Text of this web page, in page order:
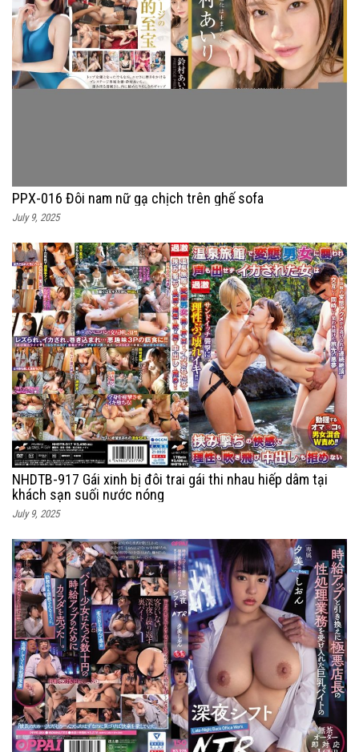
PPX-016 Đôi nam nữ gạ chịch trên ghế sofa
July 9, 2025
NHDTB-917 Gái xinh bị đôi trai gái thi nhau hiếp dâm tại
khách sạn suối nước nóng
July 9, 2025